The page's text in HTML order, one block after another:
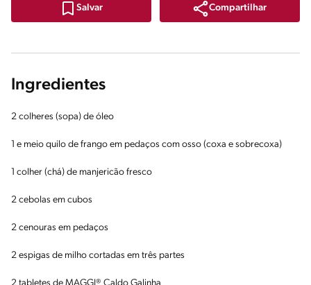
Salvar Compartilhar
Ingredientes
2 colheres (sopa) de óleo
1 e meio quilo de frango em pedaços com osso (coxa e sobrecoxa)
1 colher (chá) de manjericão fresco
2 cebolas em cubos
2 cenouras em pedaços
2 espigas de milho cortadas em três partes